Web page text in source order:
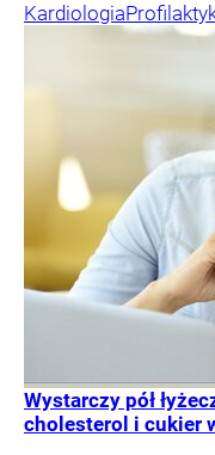
Kardiologia
Wystarczy pół
cholesterol i cukier